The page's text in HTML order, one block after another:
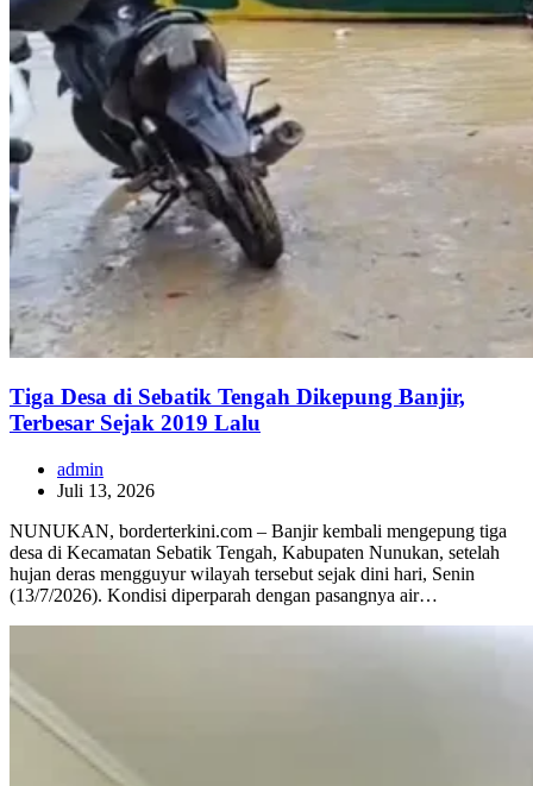
Tiga Desa di Sebatik Tengah Dikepung Banjir,
Terbesar Sejak 2019 Lalu
admin
Juli 13, 2026
NUNUKAN, borderterkini.com – Banjir kembali mengepung tiga
desa di Kecamatan Sebatik Tengah, Kabupaten Nunukan, setelah
hujan deras mengguyur wilayah tersebut sejak dini hari, Senin
(13/7/2026). Kondisi diperparah dengan pasangnya air…